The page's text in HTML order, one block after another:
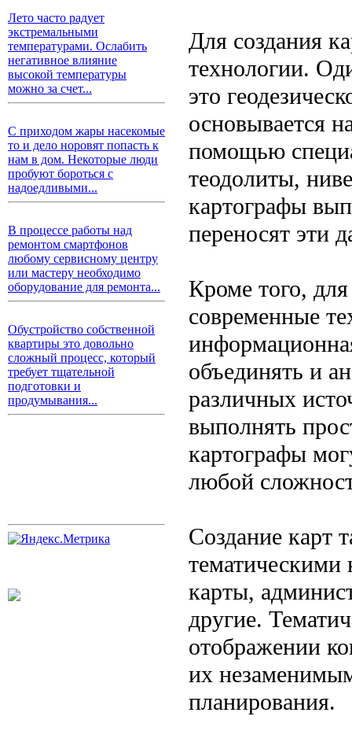
Лето часто радует
экстремальными
температурами. Ослабить
негативное влияние
высокой температуры
можно за счет...
С приходом жары насекомые
то и дело норовят попасть к
нам в дом. Некоторые люди
пробуют бороться с
надоедливыми...
В процессе работы над
ремонтом смартфонов
любому сервисному центру
или мастеру необходимо
оборудование для ремонта...
Обустройство собственной
квартиры это довольно
сложный процесс, который
требует тщательной
подготовки и
продумывания...
Для создания
технологии.
это
основывается
помощью
теодолиты,
картографы
переносят эти
Кроме того, для
современные
объединять и
различных
выполнять
картографы
любой
Создание карт
тематическими
карты,
другие.
отображении
их
планирования.